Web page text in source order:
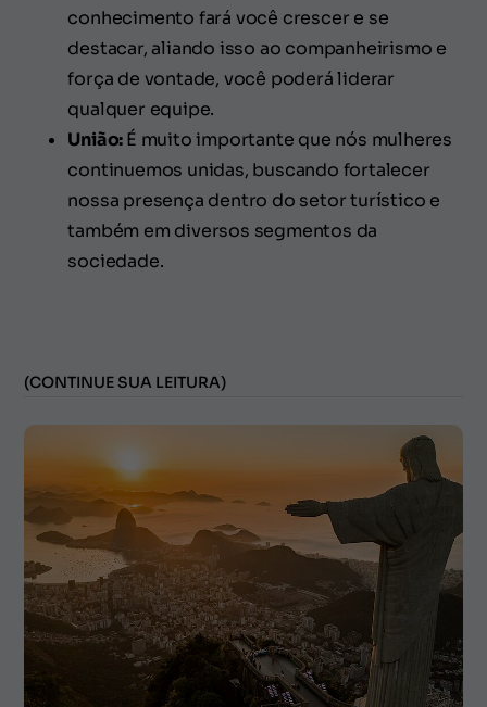
conhecimento fará você crescer e se
destacar, aliando isso ao companheirismo e
força de vontade, você poderá liderar
qualquer equipe.
União:É muito importante que nós mulheres
continuemos unidas, buscando fortalecer
nossa presença dentro do setor turístico e
também em diversos segmentos da
sociedade.
(CONTINUE SUA LEITURA)